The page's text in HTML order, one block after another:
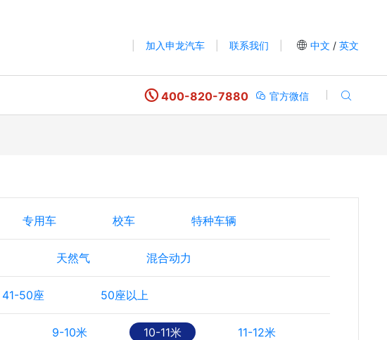
加入申龙汽车 联系我们 中文 / 英文
400-820-7880 官方微信
专用车 校车 特种车辆
天然气 混合动力
41-50座 50座以上
9-10米 10-11米 11-12米